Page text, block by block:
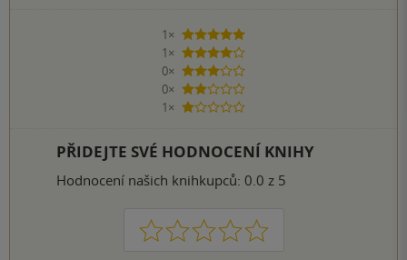
1×
5 hvězdiček
1×
4 hvězdičky
0×
3 hvězdičky
0×
2 hvězdičky
1×
1 hvezdička
PŘIDEJTE SVÉ HODNOCENÍ KNIHY
Hodnocení našich knihkupců: 0.0 z 5
1 2 3 4 5